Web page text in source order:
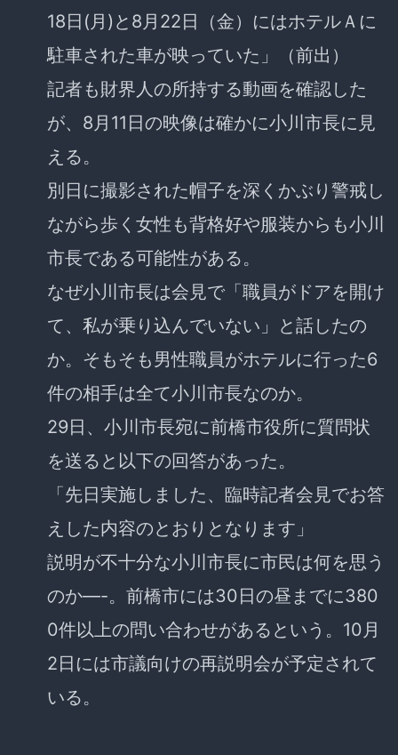
18日(月)と8月22日（金）にはホテルＡに
駐車された車が映っていた」（前出）
記者も財界人の所持する動画を確認した
が、8月11日の映像は確かに小川市長に見
える。
別日に撮影された帽子を深くかぶり警戒し
ながら歩く女性も背格好や服装からも小川
市長である可能性がある。
なぜ小川市長は会見で「職員がドアを開け
て、私が乗り込んでいない」と話したの
か。そもそも男性職員がホテルに行った6
件の相手は全て小川市長なのか。
29日、小川市長宛に前橋市役所に質問状
を送ると以下の回答があった。
「先日実施しました、臨時記者会見でお答
えした内容のとおりとなります」
説明が不十分な小川市長に市民は何を思う
のか—-。前橋市には30日の昼までに380
0件以上の問い合わせがあるという。10月
2日には市議向けの再説明会が予定されて
いる。